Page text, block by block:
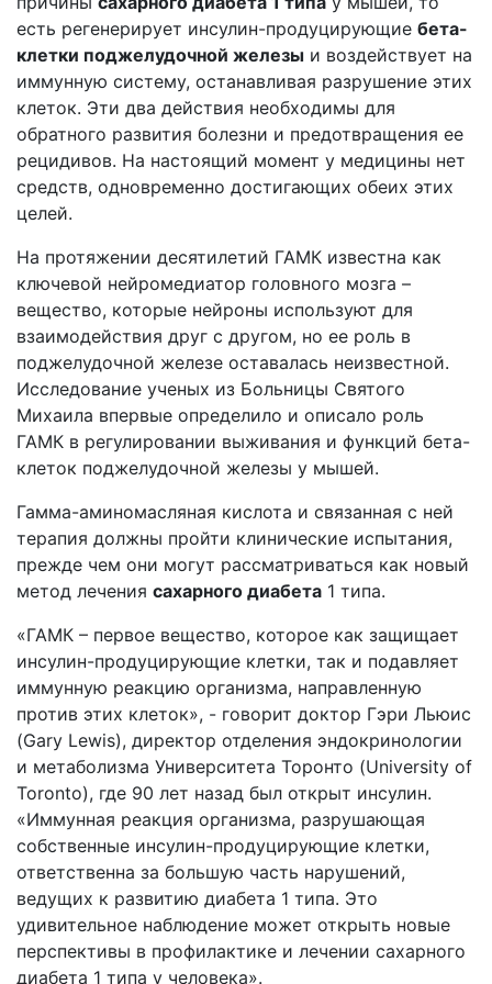
есть регенерирует инсулин-продуцирующие бета-
клетки поджелудочной железы и воздействует на
иммунную систему, останавливая разрушение этих
клеток. Эти два действия необходимы для
обратного развития болезни и предотвращения ее
рецидивов. На настоящий момент у медицины нет
средств, одновременно достигающих обеих этих
целей.
На протяжении десятилетий ГАМК известна как
ключевой нейромедиатор головного мозга –
вещество, которые нейроны используют для
взаимодействия друг с другом, но ее роль в
поджелудочной железе оставалась неизвестной.
Исследование ученых из Больницы Святого
Михаила впервые определило и описало роль
ГАМК в регулировании выживания и функций бета-
клеток поджелудочной железы у мышей.
Гамма-аминомасляная кислота и связанная с ней
терапия должны пройти клинические испытания,
прежде чем они могут рассматриваться как новый
метод лечения сахарного диабета 1 типа.
«ГАМК – первое вещество, которое как защищает
инсулин-продуцирующие клетки, так и подавляет
иммунную реакцию организма, направленную
против этих клеток», - говорит доктор Гэри Льюис
(Gary Lewis), директор отделения эндокринологии
и метаболизма Университета Торонто (University of
Toronto), где 90 лет назад был открыт инсулин.
«Иммунная реакция организма, разрушающая
собственные инсулин-продуцирующие клетки,
ответственна за большую часть нарушений,
ведущих к развитию диабета 1 типа. Это
удивительное наблюдение может открыть новые
перспективы в профилактике и лечении сахарного
диабета 1 типа у человека».